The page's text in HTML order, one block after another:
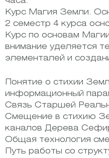
Курс Магия Земли.
2 семестр 4 курса
Курс по основам
внимание уделяется
элементалей и
Понятие о стихии
информационный
Связь Старшей
Смещение в стихию
каналов Дерева
Общая технология
Путь работы со